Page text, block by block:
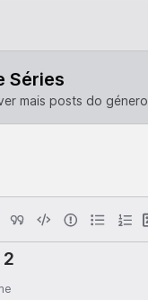
Séries
mais posts do